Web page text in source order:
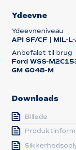
Ydeevne
Ydeevneniveau
API SF/CF | MIL-
Anbefalet til brug
Ford WSS-
GM 6048-M
Downloads
Billede